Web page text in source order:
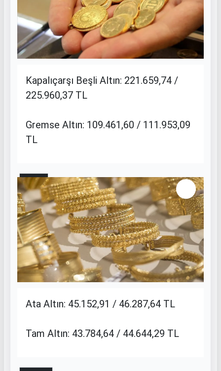
Kapalıçarşı Beşli Altın: 221.659,74 /
225.960,37 TL
Gremse Altın: 109.461,60 / 111.953,09
TL
9 / 11
Ata Altın: 45.152,91 / 46.287,64 TL
Tam Altın: 43.784,64 / 44.644,29 TL